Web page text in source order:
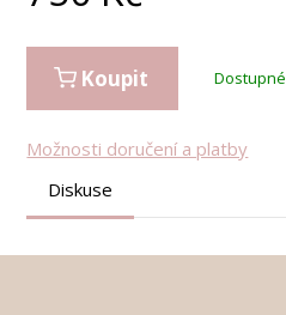
Koupit Dostupné
Možnosti doručení a platby
Diskuse